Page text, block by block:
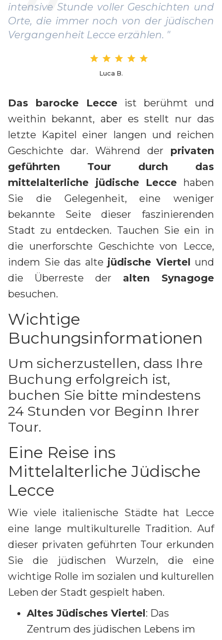
intensive Stunde voller Geschichten und
Orte, die immer noch von der jüdischen
Vergangenheit Lecce erzählen. "
Luca B.
Das barocke Lecce ist berühmt und
weithin bekannt, aber es stellt nur das
letzte Kapitel einer langen und reichen
Geschichte dar. Während der privaten
geführten Tour durch das
mittelalterliche jüdische Lecce haben
Sie die Gelegenheit, eine weniger
bekannte Seite dieser faszinierenden
Stadt zu entdecken. Tauchen Sie ein in
die unerforschte Geschichte von Lecce,
indem Sie das alte jüdische Viertel und
die Überreste der alten Synagoge
besuchen.
Wichtige
Buchungsinformationen
Um sicherzustellen, dass Ihre
Buchung erfolgreich ist,
buchen Sie bitte mindestens
24 Stunden vor Beginn Ihrer
Tour.
Eine Reise ins
Mittelalterliche Jüdische
Lecce
Wie viele italienische Städte hat Lecce
eine lange multikulturelle Tradition. Auf
dieser privaten geführten Tour erkunden
Sie die jüdischen Wurzeln, die eine
wichtige Rolle im sozialen und kulturellen
Leben der Stadt gespielt haben.
Altes Jüdisches Viertel: Das
Zentrum des jüdischen Lebens im